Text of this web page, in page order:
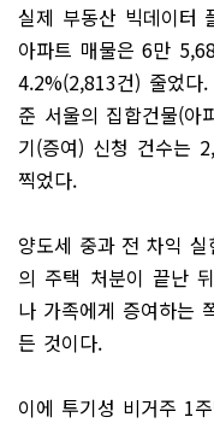
실제 부동산 빅데이터
아파트 매물은 6만
4.2%(2,813건) 줄었다
준 서울의 집합건물(아
기(증여) 신청 건수는
찍었다.
양도세 중과 전 차익
의 주택 처분이 끝난
나 가족에게 증여하는
든 것이다.
이에 투기성 비거주 1